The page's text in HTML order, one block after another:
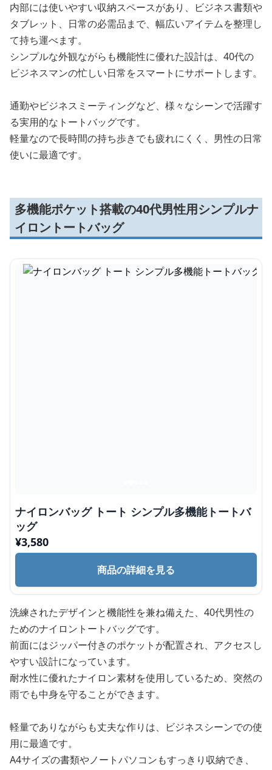
内部には使いやすい収納スペースがあり、ビジネス書類や
タブレット、日常の必需品まで、幅広いアイテムを整理し
て持ち運べます。
シンプルな外観ながらも機能性に優れた設計は、40代の
ビジネスマンの忙しい日常をスマートにサポートします。
通勤やビジネスミーティングなど、様々なシーンで活躍す
る実用的なトートバッグです。
軽量なので長時間の持ち歩きでも疲れにくく、男性の日常
使いに最適です。
多機能ポケット搭載の40代男性用シンプルナ
イロントートバッグ
ナイロンバッグ トート シンプル多機能トートバ
ッグ
¥3,580
商品の詳細を見る
洗練されたデザインと機能性を兼ね備えた、40代男性の
ためのナイロントートバッグです。
前面にはジッパー付きのポケットが配置され、アクセスし
やすい設計になっています。
耐水性に優れたナイロン素材を使用しているため、突然の
雨でも中身を守ることができます。
軽量でありながらも丈夫な作りは、ビジネスシーンでの使
用に最適です。
A4サイズの書類やノートパソコンもすっきり収納でき、